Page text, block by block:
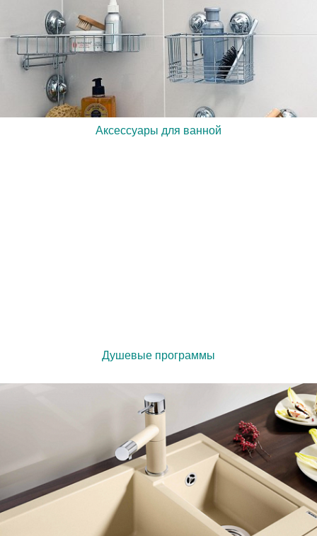
Аксессуары для ванной
Душевые программы